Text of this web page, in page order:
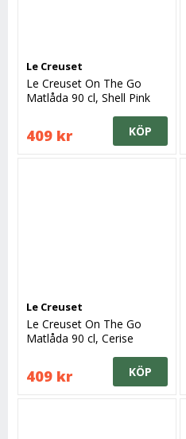
Le Creuset
Le Creuset On The Go
Matlåda 90 cl, Shell Pink
409 kr KÖP
Le Creuset
Le Creuset On The Go
Matlåda 90 cl, Cerise
409 kr KÖP